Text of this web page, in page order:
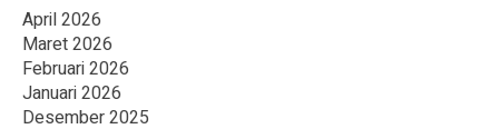
April 2026
Maret 2026
Februari 2026
Januari 2026
Desember 2025